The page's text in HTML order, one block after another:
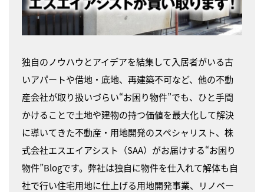
独自のノウハウとアイデアを結集して入居者がいる古
いアパートや借地・底地、再建築不可など、他の不動
産会社が取り扱いづらい“お困り物件”でも、ひと手間
かけることで土地や建物の持つ価値を最大化して解決
に導いてきた不動産・用地開発のスペシャリスト、株
式会社エスエイアシスト（SAA）がお届けする“お困り
物件”Blogです。弊社は独自に物件を仕入れて解体も自
社で行い住宅用地に仕上げる用地開発事業、リノベー